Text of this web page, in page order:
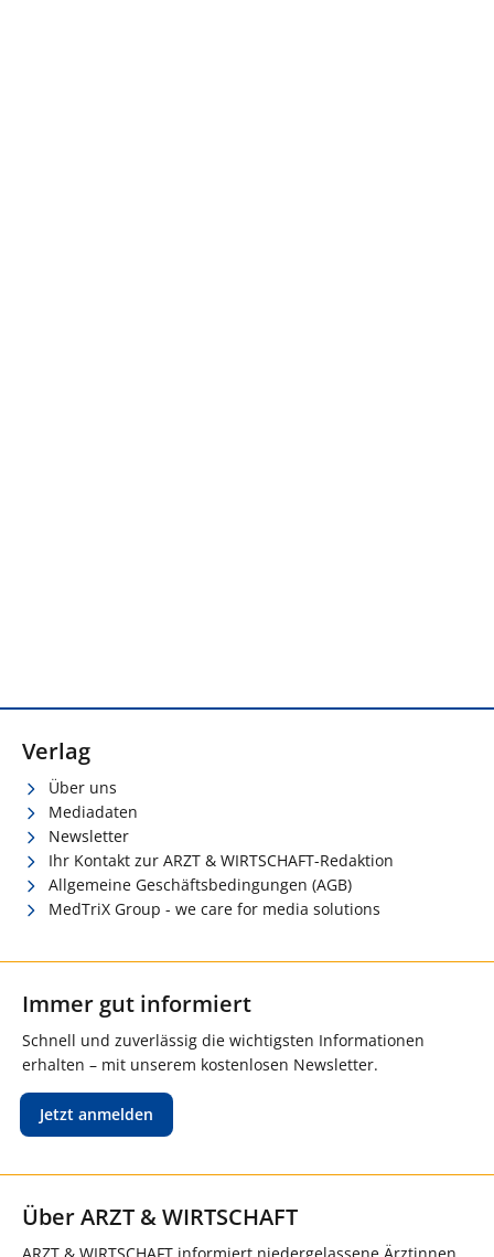
Verlag
Über uns
Mediadaten
Newsletter
Ihr Kontakt zur ARZT & WIRTSCHAFT-Redaktion
Allgemeine Geschäftsbedingungen (AGB)
MedTriX Group - we care for media solutions
Immer gut informiert
Schnell und zuverlässig die wichtigsten Informationen
erhalten – mit unserem kostenlosen Newsletter.
Jetzt anmelden
Über ARZT & WIRTSCHAFT